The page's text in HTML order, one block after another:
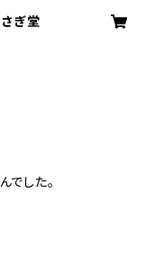
ぎ堂
でした。